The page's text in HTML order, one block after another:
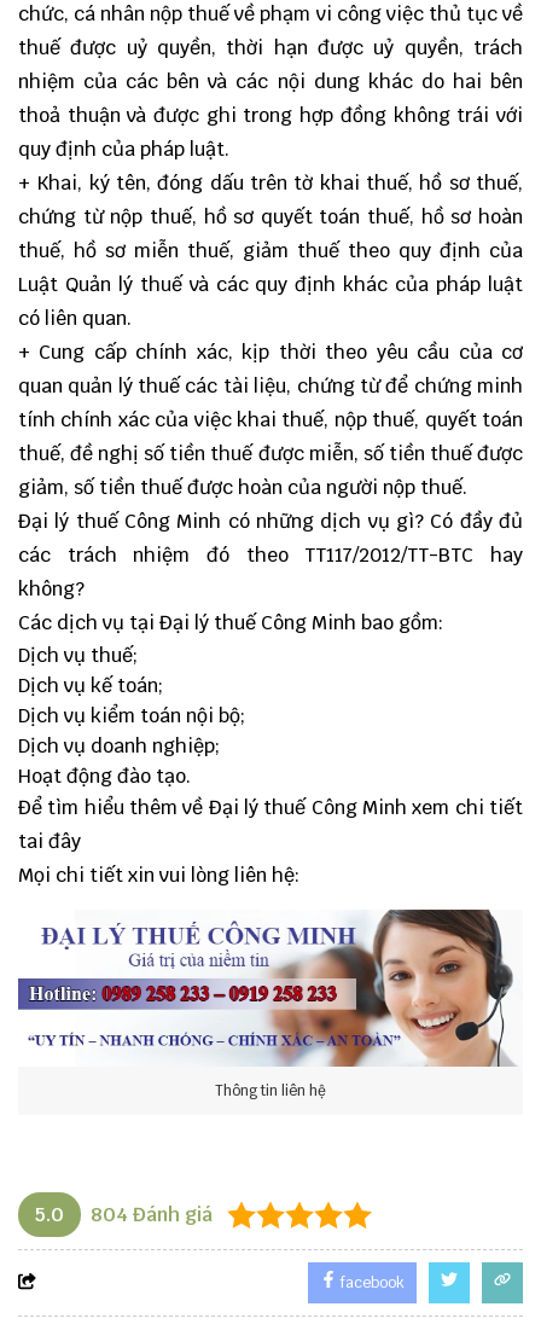
chức, cá nhân nộp thuế về phạm vi công việc thủ tục về
thuế được uỷ quyền, thời hạn được uỷ quyền, trách
nhiệm của các bên và các nội dung khác do hai bên
thoả thuận và được ghi trong hợp đồng không trái với
quy định của pháp luật.
+ Khai, ký tên, đóng dấu trên tờ khai thuế, hồ sơ thuế,
chứng từ nộp thuế, hồ sơ quyết toán thuế, hồ sơ hoàn
thuế, hồ sơ miễn thuế, giảm thuế theo quy định của
Luật Quản lý thuế và các quy định khác của pháp luật
có liên quan.
+ Cung cấp chính xác, kịp thời theo yêu cầu của cơ
quan quản lý thuế các tài liệu, chứng từ để chứng minh
tính chính xác của việc khai thuế, nộp thuế, quyết toán
thuế, đề nghị số tiền thuế được miễn, số tiền thuế được
giảm, số tiền thuế được hoàn của người nộp thuế.
Đại lý thuế Công Minh có những dịch vụ gì? Có đầy đủ
các trách nhiệm đó theo TT117/2012/TT-BTC hay
không?
Các dịch vụ tại Đại lý thuế Công Minh bao gồm:
Dịch vụ thuế;
Dịch vụ kế toán;
Dịch vụ kiểm toán nội bộ;
Dịch vụ doanh nghiệp;
Hoạt động đào tạo.
Để tìm hiểu thêm về Đại lý thuế Công Minh xem chi tiết
tai đây
Mọi chi tiết xin vui lòng liên hệ:
Thông tin liên hệ
5.0 804 Đánh giá
facebook